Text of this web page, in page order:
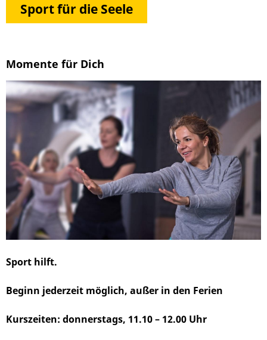
Sport für die Seele
Momente für Dich
Sport hilft.
Beginn jederzeit möglich, außer in den Ferien
Kurszeiten: donnerstags, 11.10 – 12.00 Uhr